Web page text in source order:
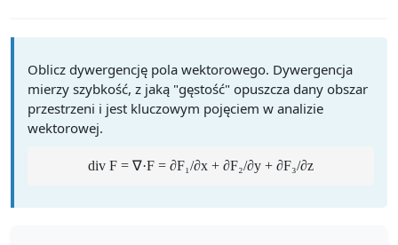
Oblicz dywergencję pola wektorowego. Dywergencja
mierzy szybkość, z jaką "gęstość" opuszcza dany obszar
przestrzeni i jest kluczowym pojęciem w analizie
wektorowej.
div F = ∇·F = ∂F₁/∂x + ∂F₂/∂y + ∂F₃/∂z